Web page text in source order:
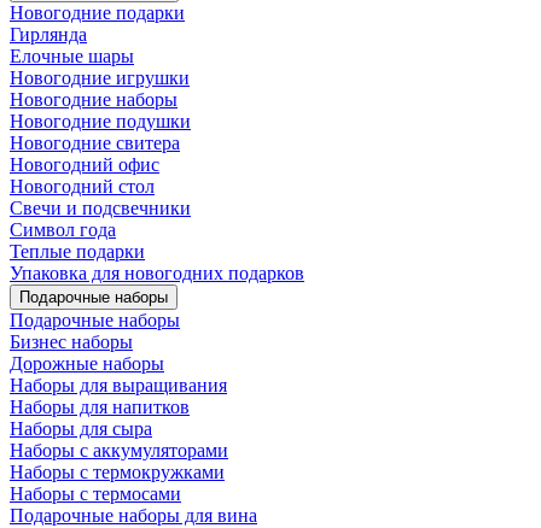
Новогодние подарки
Гирлянда
Елочные шары
Новогодние игрушки
Новогодние наборы
Новогодние подушки
Новогодние свитера
Новогодний офис
Новогодний стол
Свечи и подсвечники
Символ года
Теплые подарки
Упаковка для новогодних подарков
Подарочные наборы
Подарочные наборы
Бизнес наборы
Дорожные наборы
Наборы для выращивания
Наборы для напитков
Наборы для сыра
Наборы с аккумуляторами
Наборы с термокружками
Наборы с термосами
Подарочные наборы для вина